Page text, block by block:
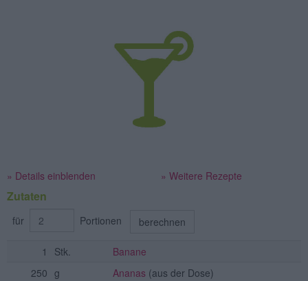
» Details einblenden » Weitere Rezepte
Zutaten
für Portionen berechnen
1 Stk.
Banane
250 g Ananas (aus der Dose)